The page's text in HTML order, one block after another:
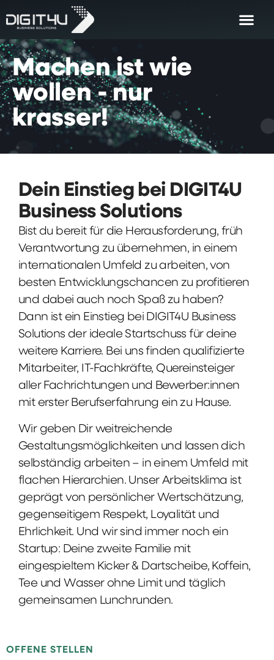
Machen ist wie
wollen - nur
krasser!
Dein Einstieg bei DIGIT4U
Business Solutions
Bist du bereit für die Herausforderung, früh
Verantwortung zu übernehmen, in einem
internationalen Umfeld zu arbeiten, von
besten Entwicklungschancen zu profitieren
und dabei auch noch Spaß zu haben?
Dann ist ein Einstieg bei DIGIT4U Business
Solutions der ideale Startschuss für deine
weitere Karriere. Bei uns finden qualifizierte
Mitarbeiter, IT-Fachkräfte, Quereinsteiger
aller Fachrichtungen und Bewerber:innen
mit erster Berufserfahrung ein zu Hause.
Wir geben Dir weitreichende
Gestaltungsmöglichkeiten und lassen dich
selbständig arbeiten – in einem Umfeld mit
flachen Hierarchien. Unser Arbeitsklima ist
geprägt von persönlicher Wertschätzung,
gegenseitigem Respekt, Loyalität und
Ehrlichkeit. Und wir sind immer noch ein
Startup: Deine zweite Familie mit
eingespieltem Kicker & Dartscheibe, Koffein,
Tee und Wasser ohne Limit und täglich
gemeinsamen Lunchrunden.
OFFENE STELLEN